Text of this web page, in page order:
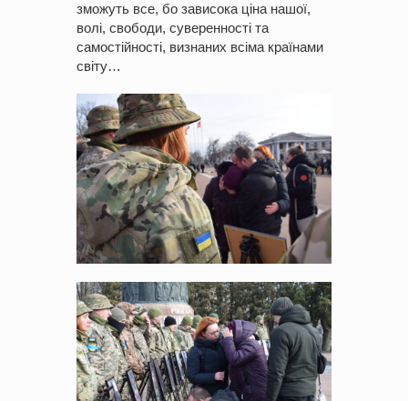
зможуть все, бо зависока ціна нашої,
волі, свободи, суверенності та
самостійності, визнаних всіма країнами
світу…